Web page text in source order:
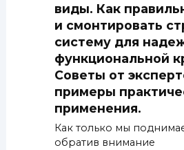
виды. Как
и смонтировать
систему для
функциональной
Советы от
примеры
применения.
Как только мы
обратив внимание